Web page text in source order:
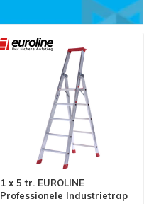
1 x 5 tr. EUROLINE
Professionele Industrietrap